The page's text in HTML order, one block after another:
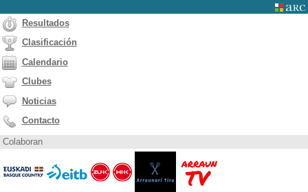
Resultados
Clasificación
Calendario
Clubes
Noticias
Contacto
Colaboran